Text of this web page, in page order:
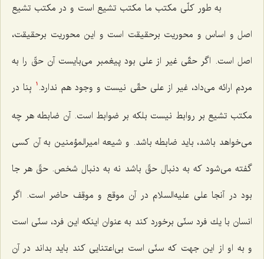
به طور كلّی مكتب ما مكتب تشیع است و در مكتب تشیع
اصل و اساس و محوریت برحقیقت است و این محوریت برحقیقت،
اصل است. اگر حقّی غیر از علی بود پیغمبر می‌بایست آن حقّ را به
مردم ارائه می‌داد، غیر از علی حقّی نیست و وجود هم ندارد. 1
بِنا در
مكتب تشیع بر روابط نیست بلكه بر ضوابط است. آن ضابطه هر چه
می‌خواهد باشد، باید ضابطه باشد. و شیعه امیرالمؤمنین به آن كسی
گفته می‌شود كه به دنبال حقّ باشد نه به دنبال شخص. حقّ هر جا
بود در آنجا علی علیه‌السلام در آن موقع و موقِف حاضر است. اگر
انسان با یك فرد سنّی برخورد كند به عنوان اینكه این فرد، سنّی است
و به او از این جهت كه سنّی است بی‌اعتنایی كند باید بداند در آن